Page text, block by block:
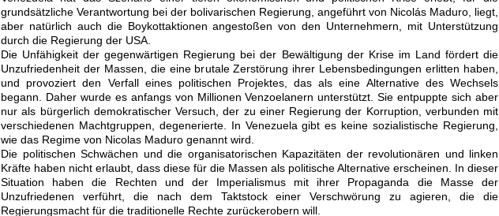
grundsätzliche Verantwortung bei der bolivarischen Regierung, angeführt von Nicolás Maduro, liegt,
aber natürlich auch die Boykottaktionen angestoßen von den Unternehmern, mit Unterstützung
durch die Regierung der USA.
Die Unfähigkeit der gegenwärtigen Regierung bei der Bewältigung der Krise im Land fördert die
Unzufriedenheit der Massen, die eine brutale Zerstörung ihrer Lebensbedingungen erlitten haben,
und provoziert den Verfall eines politischen Projektes, das als eine Alternative des Wechsels
begann. Daher wurde es anfangs von Millionen Venzoelanern unterstützt. Sie entpuppte sich aber
nur als bürgerlich demokratischer Versuch, der zu einer Regierung der Korruption, verbunden mit
verschiedenen Machtgruppen, degenerierte. In Venezuela gibt es keine sozialistische Regierung,
wie das Regime von Nicolas Maduro genannt wird.
Die politischen Schwächen und die organisatorischen Kapazitäten der revolutionären und linken
Kräfte haben nicht erlaubt, dass diese für die Massen als politische Alternative erscheinen. In dieser
Situation haben die Rechten und der Imperialismus mit ihrer Propaganda die Masse der
Unzufriedenen verführt, die nach dem Taktstock einer Verschwörung zu agieren, die die
Regierungsmacht für die traditionelle Rechte zurückerobern will.